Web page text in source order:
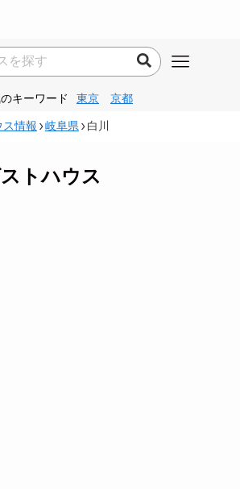
キーワード 東京 京都
ス情報 岐阜県 白川
トハウス